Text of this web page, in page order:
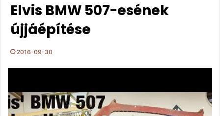
Elvis BMW 507-esének
újjáépítése
2016-09-30